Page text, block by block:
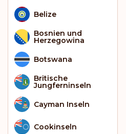
Belize
Bosnien und
Herzegowina
Botswana
Britische
Jungferninseln
Cayman Inseln
Cookinseln